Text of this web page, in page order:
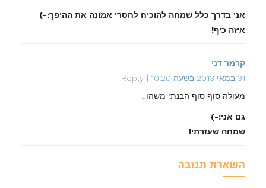
אני בדרך כלל שמחה להוכיח לחסרי אמונה את ההיפך:-)
איזה כיף!
קרמר דני
31 במאי 2013 בשעה 10:20
Reply
מעולה סוף סוף הבנתי משהו…
גם אני:-)
שמחה שעזרתי!
השארת תגובה